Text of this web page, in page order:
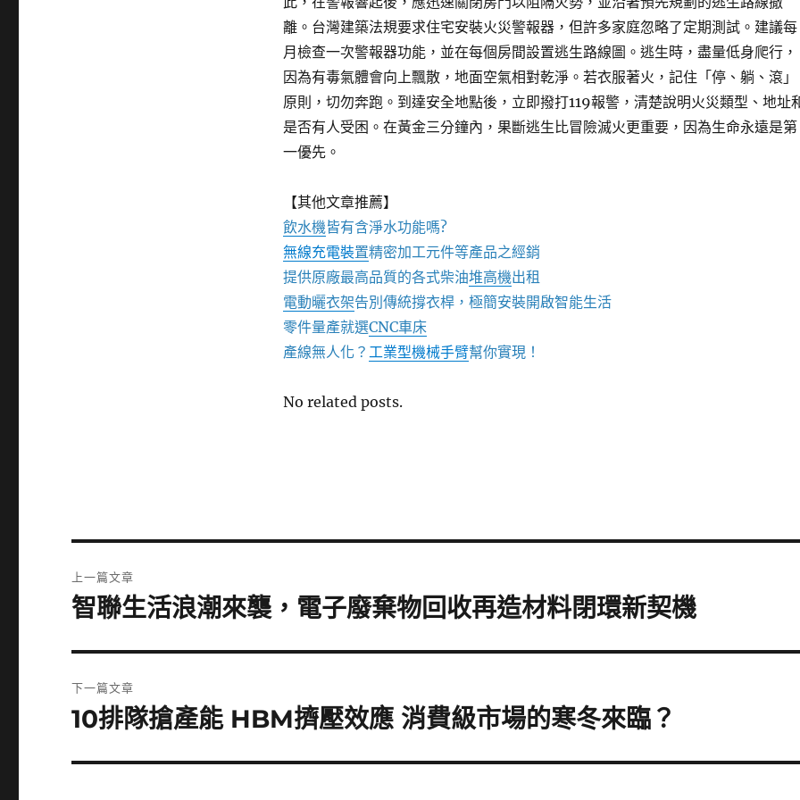
離。台灣建築法規要求住宅安裝火災警報器，但許多家庭忽略了定期測試。建議每
月檢查一次警報器功能，並在每個房間設置逃生路線圖。逃生時，盡量低身爬行，
因為有毒氣體會向上飄散，地面空氣相對乾淨。若衣服著火，記住「停、躺、滾」
原則，切勿奔跑。到達安全地點後，立即撥打119報警，清楚說明火災類型、地址
是否有人受困。在黃金三分鐘內，果斷逃生比冒險滅火更重要，因為生命永遠是第
一優先。
【其他文章推薦】
飲水機皆有含淨水功能嗎?
無線充電裝置精密加工元件等產品之經銷
提供原廠最高品質的各式柴油堆高機出租
電動曬衣架告別傳統撐衣桿，極簡安裝開啟智能生活
零件量產就選CNC車床
產線無人化？ 工業型機械手臂幫你實現！
No related posts.
章
上一篇文章
上
篇
文
智聯生活浪潮來襲，電子廢棄物回收再造材料閉環新契機
下一篇文章
下
篇
10排隊搶產能 HBM擠壓效應 消費級市場的寒冬來臨？